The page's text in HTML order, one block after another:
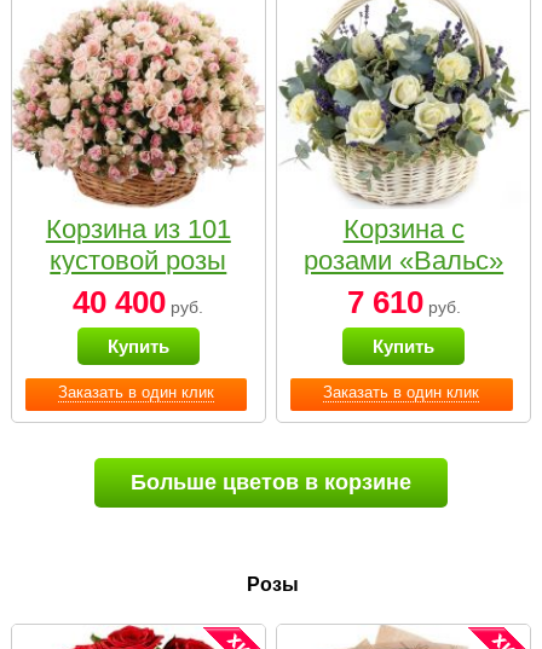
Заказать в один клик
Корзина из 101
кустовой розы
нежных тонов
40 400 руб.
Купить
Заказать в один клик
Корзина с
розами «Вальс»
7 610руб.
Купить
Больше цветов в корзине
Розы